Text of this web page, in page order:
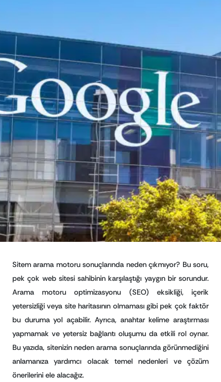
Sitem arama motoru sonuçlarında neden çıkmıyor? Bu soru,
pek çok web sitesi sahibinin karşılaştığı yaygın bir sorundur.
Arama motoru optimizasyonu (SEO) eksikliği, içerik
yetersizliği veya site haritasının olmaması gibi pek çok faktör
bu duruma yol açabilir. Ayrıca, anahtar kelime araştırması
yapmamak ve yetersiz bağlantı oluşumu da etkili rol oynar.
Bu yazıda, sitenizin neden arama sonuçlarında görünmediğini
anlamanıza yardımcı olacak temel nedenleri ve çözüm
önerilerini ele alacağız.